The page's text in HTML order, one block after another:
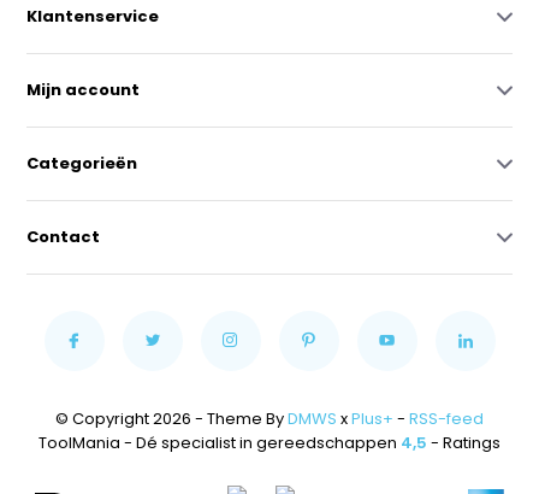
Klantenservice
Mijn account
Categorieën
Contact
© Copyright 2026 - Theme ByDMWS xPlus+ - RSS-feed
ToolMania - Dé specialist in gereedschappen 4,5 - Ratings